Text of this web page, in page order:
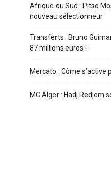
Afrique du Sud : Pitso
nouveau sélectionneur
Transferts : Bruno
87 millions euros !
Mercato : Côme
MC Alger : Hadj Redjem